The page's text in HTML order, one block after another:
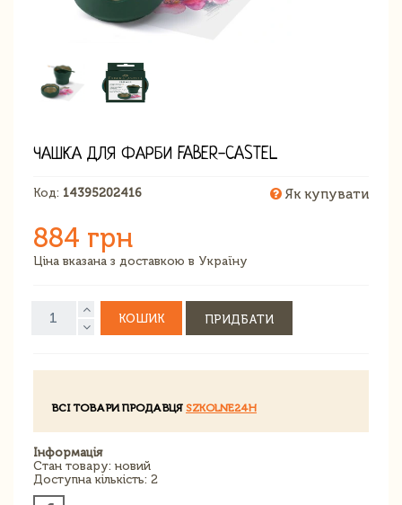
ЧАШКА ДЛЯ ФАРБИ FABER-CASTEL
Код: 14395202416 Як купувати
884 грн
Ціна вказана з доставкою в Україну
КОШИК ПРИДБАТИ
ВСІ ТОВАРИ ПРОДАВЦЯ SZKOLNE24H
Інформація
Стан товару: новий
Доступна кількість: 2